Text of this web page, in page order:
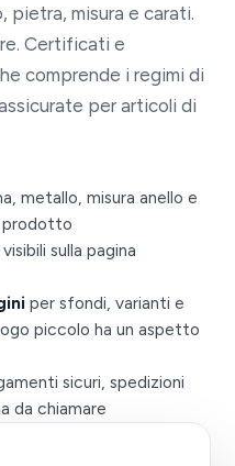
pietra, misura e carati.
Certificati e
comprende i regimi di
per articoli di
metallo, misura anello e
prodotto
visibili sulla pagina
per sfondi, varianti e
piccolo ha un aspetto
sicuri, spedizioni
da chiamare